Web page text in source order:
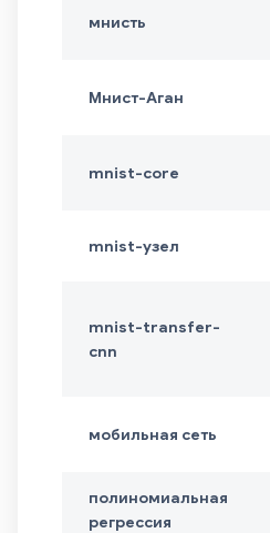
мнисть
Мнист-Аган
mnist-core
mnist-узел
mnist-transfer-
cnn
мобильная сеть
полиномиальная
регрессия